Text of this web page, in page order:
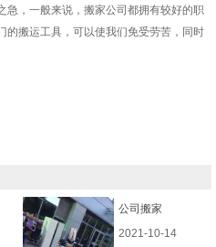
急，一般来说，搬家公司都拥有较好的职
的搬运工具，可以使我们免受劳苦，同时
公司搬家
2021-10-14